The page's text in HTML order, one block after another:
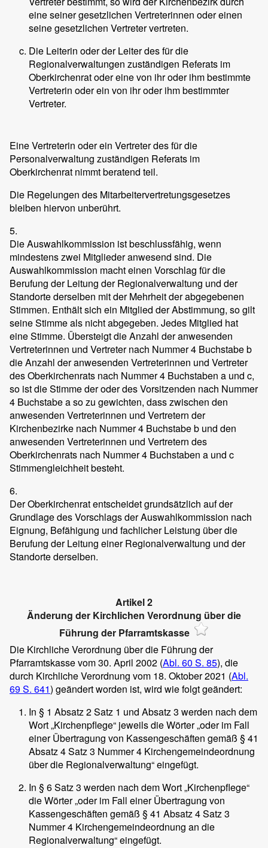
eine seiner gesetzlichen Vertreterinnen oder einen
seine gesetzlichen Vertreter vertreten.
Die Leiterin oder der Leiter des für die
Regionalverwaltungen zuständigen Referats im
Oberkirchenrat oder eine von ihr oder ihm bestimmte
Vertreterin oder ein von ihr oder ihm bestimmter
Vertreter.
Eine Vertreterin oder ein Vertreter des für die
Personalverwaltung zuständigen Referats im
Oberkirchenrat nimmt beratend teil.
Die Regelungen des Mitarbeitervertretungsgesetzes
bleiben hiervon unberührt.
5.
Die Auswahlkommission ist beschlussfähig, wenn
mindestens zwei Mitglieder anwesend sind. Die
Auswahlkommission macht einen Vorschlag für die
Berufung der Leitung der Regionalverwaltung und der
Standorte derselben mit der Mehrheit der abgegebenen
Stimmen. Enthält sich ein Mitglied der Abstimmung, so gilt
seine Stimme als nicht abgegeben. Jedes Mitglied hat
eine Stimme. Übersteigt die Anzahl der anwesenden
Vertreterinnen und Vertreter nach Nummer 4 Buchstabe b
die Anzahl der anwesenden Vertreterinnen und Vertreter
des Oberkirchenrats nach Nummer 4 Buchstaben a und c,
so ist die Stimme der oder des Vorsitzenden nach Nummer
4 Buchstabe a so zu gewichten, dass zwischen den
anwesenden Vertreterinnen und Vertretern der
Kirchenbezirke nach Nummer 4 Buchstabe b und den
anwesenden Vertreterinnen und Vertretern des
Oberkirchenrats nach Nummer 4 Buchstaben a und c
Stimmengleichheit besteht.
6.
Der Oberkirchenrat entscheidet grundsätzlich auf der
Grundlage des Vorschlags der Auswahlkommission nach
Eignung, Befähigung und fachlicher Leistung über die
Berufung der Leitung einer Regionalverwaltung und der
Standorte derselben.
Artikel 2
Änderung der Kirchlichen Verordnung über die
Führung der Pfarramtskasse
Die Kirchliche Verordnung über die Führung der
Pfarramtskasse vom 30. April 2002 (Abl. 60 S. 85), die
durch Kirchliche Verordnung vom 18. Oktober 2021 (Abl.
69 S. 641) geändert worden ist, wird wie folgt geändert:
In § 1 Absatz 2 Satz 1 und Absatz 3 werden nach dem
Wort „Kirchenpflege“ jeweils die Wörter „oder im Fall
einer Übertragung von Kassengeschäften gemäß § 41
Absatz 4 Satz 3 Nummer 4 Kirchengemeindeordnung
über die Regionalverwaltung“ eingefügt.
In § 6 Satz 3 werden nach dem Wort „Kirchenpflege“
die Wörter „oder im Fall einer Übertragung von
Kassengeschäften gemäß § 41 Absatz 4 Satz 3
Nummer 4 Kirchengemeindeordnung an die
Regionalverwaltung“ eingefügt.